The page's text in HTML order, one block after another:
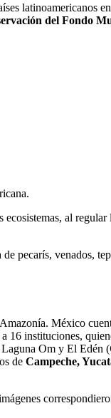
latinoamericanos
del Fondo
al regular
pecarís, venados,
México
16 instituciones,
Om y El Edén (
de Campeche,